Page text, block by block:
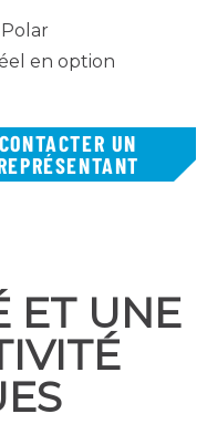
en option
CONTACTER UN
ET UNE